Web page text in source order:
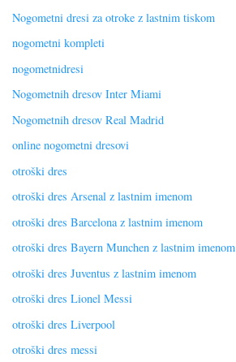
Nogometni dresi za otroke z lastnim tiskom
nogometni kompleti
nogometnidresi
Nogometnih dresov Inter Miami
Nogometnih dresov Real Madrid
online nogometni dresovi
otroški dres
otroški dres Arsenal z lastnim imenom
otroški dres Barcelona z lastnim imenom
otroški dres Bayern Munchen z lastnim imenom
otroški dres Juventus z lastnim imenom
otroški dres Lionel Messi
otroški dres Liverpool
otroški dres messi